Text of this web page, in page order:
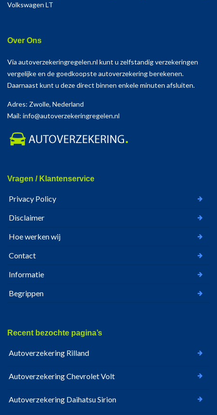
Volkswagen LT
Over Ons
Via autoverzekeringregelen.nl kunt u zelfstandig verzekeringen
vergelijke en de goedkoopste autoverzekering berekenen.
Daarnaast kunt u deze direct binnen enkele minuten afsluiten.
Adres: Zwolle, Nederland
Mail: info@autoverzekeringregelen.nl
Vragen / Klantenservice
Privacy Policy
Disclaimer
Hoe werken wij
Contact
Informatie
Begrippen
Recent bezochte pagina’s
Autoverzekering Rilland
Autoverzekering Chevrolet Volt
Autoverzekering Daihatsu Sirion